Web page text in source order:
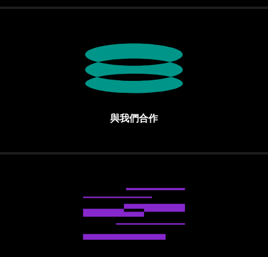
與我們合作